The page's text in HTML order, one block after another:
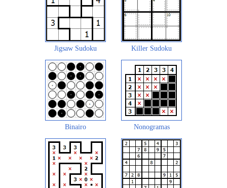
Jigsaw Sudoku Killer Sudoku
Binairo Nonogramas